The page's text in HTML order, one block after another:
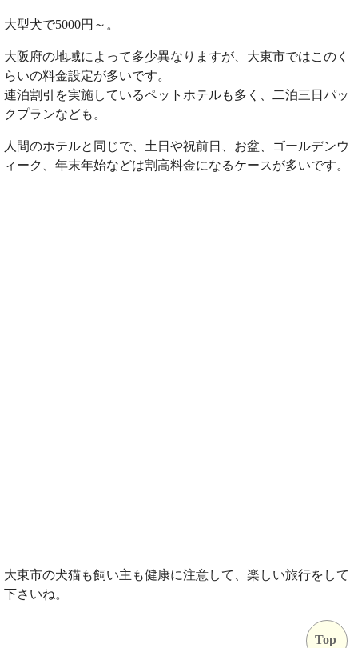
大型犬で5000円～。
大阪府の地域によって多少異なりますが、大東市ではこのく
らいの料金設定が多いです。
連泊割引を実施しているペットホテルも多く、二泊三日パッ
クプランなども。
人間のホテルと同じで、土日や祝前日、お盆、ゴールデンウ
ィーク、年末年始などは割高料金になるケースが多いです。
大東市の犬猫も飼い主も健康に注意して、楽しい旅行をして
下さいね。
Top